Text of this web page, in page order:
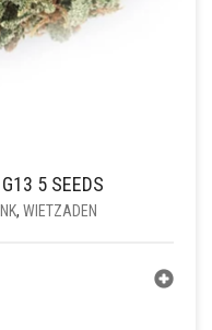
5 SEEDS
, WIETZADEN